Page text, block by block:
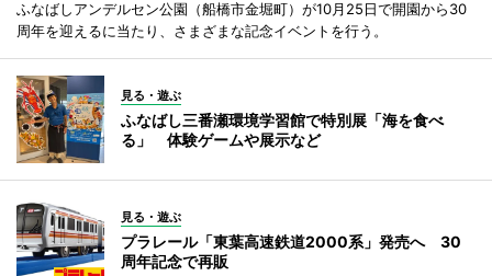
ふなばしアンデルセン公園（船橋市金堀町）が10月25日で開園から30
周年を迎えるに当たり、さまざまな記念イベントを行う。
見る・遊ぶ
ふなばし三番瀬環境学習館で特別展「海を食べ
る」 体験ゲームや展示など
見る・遊ぶ
プラレール「東葉高速鉄道2000系」発売へ 30
周年記念で再販